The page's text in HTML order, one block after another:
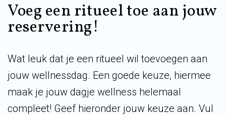
Voeg een ritueel toe aan jouw
reservering!
Wat leuk dat je een ritueel wil toevoegen aan
jouw wellnessdag. Een goede keuze, hiermee
maak je jouw dagje wellness helemaal
compleet! Geef hieronder jouw keuze aan. Vul